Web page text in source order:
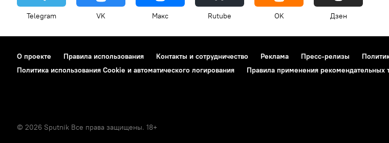
Telegram VK Макс Rutube OK Дзен
О проекте Правила использования Контакты и сотрудничество Реклама Пресс-релизы
Политика использования Cookie и автоматического логирования
Правила применения рекомендательных
© 2026 Sputnik Все права защищены. 18+